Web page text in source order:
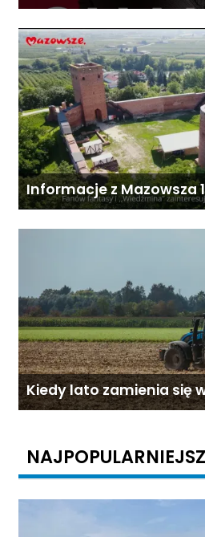
Informacje z Mazowsza
Kiedy lato zamienia się